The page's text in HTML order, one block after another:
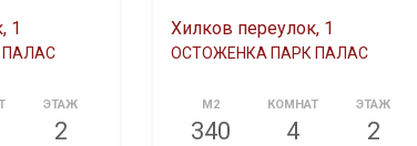
1
ЭТАЖ
2
Хилков переулок, 1
ОСТОЖЕНКА ПАРК ПАЛАС
М2
340
КОМНАТ
4
ЭТАЖ
2